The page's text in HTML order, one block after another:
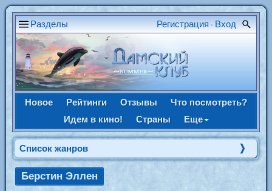
Разделы Регистрация • Вход
Новое Рейтинги Отзывы
Что посмотреть?
Идем в кино!
Страны Еще
Список жанров
Берстин Эллен